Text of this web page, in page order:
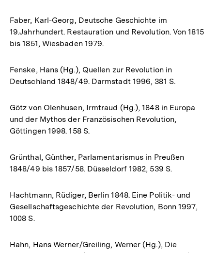
Faber, Karl-Georg, Deutsche Geschichte im
19.Jahrhundert. Restauration und Revolution. Von 1815
bis 1851, Wiesbaden 1979.
Fenske, Hans (Hg.), Quellen zur Revolution in
Deutschland 1848/49. Darmstadt 1996, 381 S.
Götz von Olenhusen, Irmtraud (Hg.), 1848 in Europa
und der Mythos der Französischen Revolution,
Göttingen 1998. 158 S.
Grünthal, Günther, Parlamentarismus in Preußen
1848/49 bis 1857/58. Düsseldorf 1982, 539 S.
Hachtmann, Rüdiger, Berlin 1848. Eine Politik- und
Gesellschaftsgeschichte der Revolution, Bonn 1997,
1008 S.
Hahn, Hans Werner/Greiling, Werner (Hg.), Die